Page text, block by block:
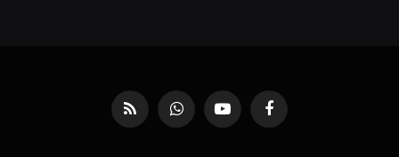
فيسبوك يوتيوب واتساب RSS